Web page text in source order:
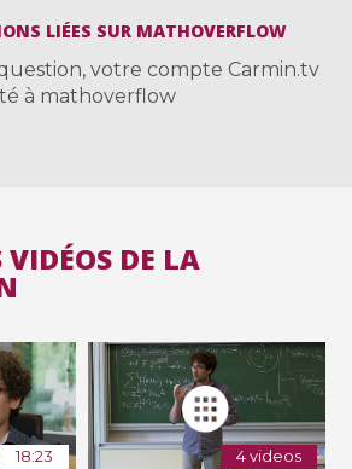
LIÉES SUR MATHOVERFLOW
votre compte Carmin.tv
à mathoverflow
VIDÉOS DE LA
18:23 4 videos